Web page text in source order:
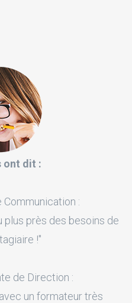
ont dit :
Communication :
plus près des besoins de
!"
de Direction :
un formateur très